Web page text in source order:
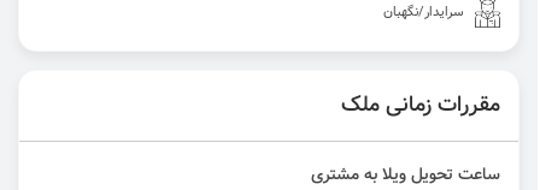
سرایدار/نگهبان
مقررات زمانی ملک
ساعت تحویل ویلا به مشتری